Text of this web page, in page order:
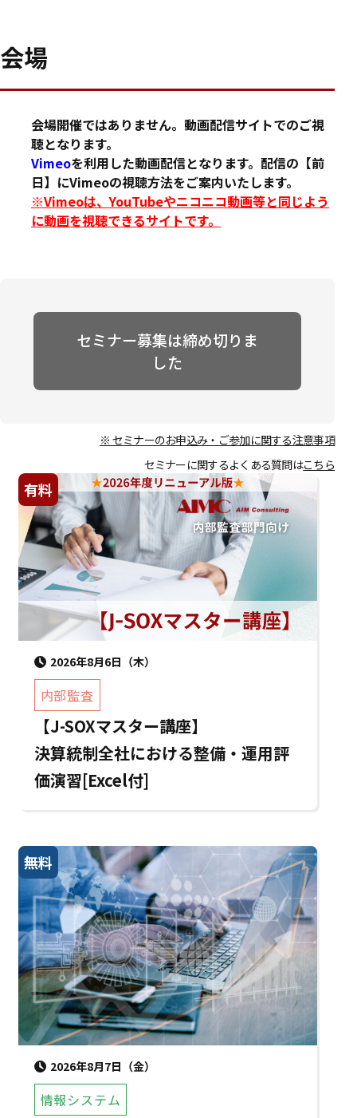
会場
会場開催ではありません。動画配信サイトでのご視
聴となります。
Vimeoを利用した動画配信となります。配信の【前
日】にVimeoの視聴方法をご案内いたします。
※Vimeoは、YouTubeやニコニコ動画等と同じよう
に動画を視聴できるサイトです。
セミナー募集は締め切りま
した
※ セミナーのお申込み・ご参加に関する注意事項
セミナーに関するよくある質問はこちら
有料
2026年8月6日（木）
内部監査
【J-SOXマスター講座】
決算統制全社における整備・運用評
価演習[Excel付]
無料
2026年8月7日（金）
情報システム